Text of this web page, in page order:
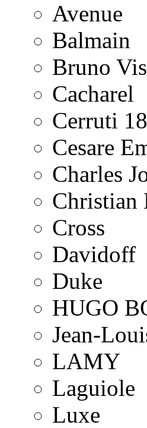
Avenue
Balmain
Bruno
Cacharel
Cerruti
Cesare
Charles
Christian
Cross
Davidoff
Duke
HUGO
Jean-
LAMY
Laguiole
Luxe